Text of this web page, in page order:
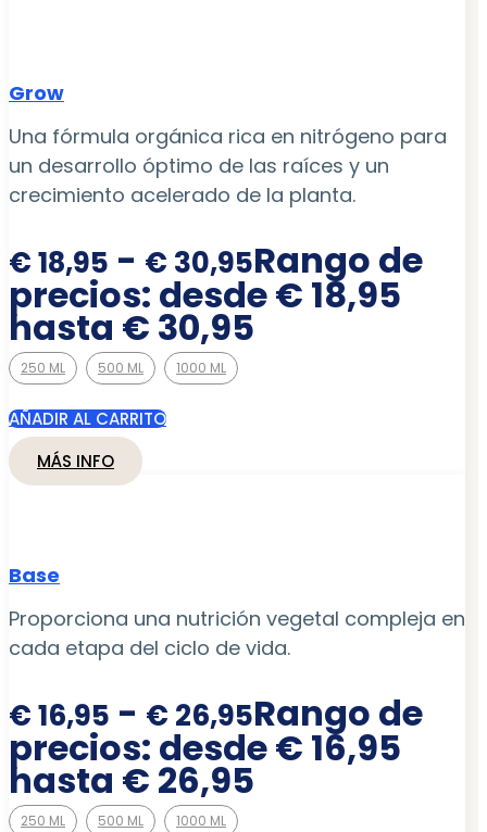
Grow
Una fórmula orgánica rica en nitrógeno para
un desarrollo óptimo de las raíces y un
crecimiento acelerado de la planta.
€18,95 - € 30,95Rango de
precios: desde € 18,95
hasta € 30,95
250 ML 500 ML 1000 ML
AÑADIR AL CARRITO
MÁS INFO
Base
Proporciona una nutrición vegetal compleja en
cada etapa del ciclo de vida.
€16,95 - € 26,95Rango de
precios: desde € 16,95
hasta € 26,95
250 ML 500 ML 1000 ML